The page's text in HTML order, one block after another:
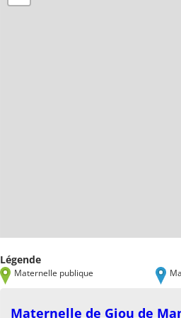
Légende
Maternelle publique
Maternelle de Giou de